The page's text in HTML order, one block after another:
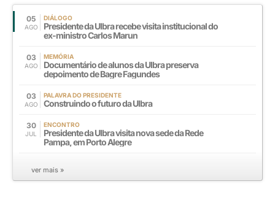
05
AGO
DIÁLOGO
Presidente da Ulbra recebe visita institucional do
ex-ministro Carlos Marun
03
AGO
MEMÓRIA
Documentário de alunos da Ulbra preserva
depoimento de Bagre Fagundes
03
AGO
PALAVRA DO PRESIDENTE
Construindo o futuro da Ulbra
30
JUL
ENCONTRO
Presidente da Ulbra visita nova sede da Rede
Pampa, em Porto Alegre
ver mais »